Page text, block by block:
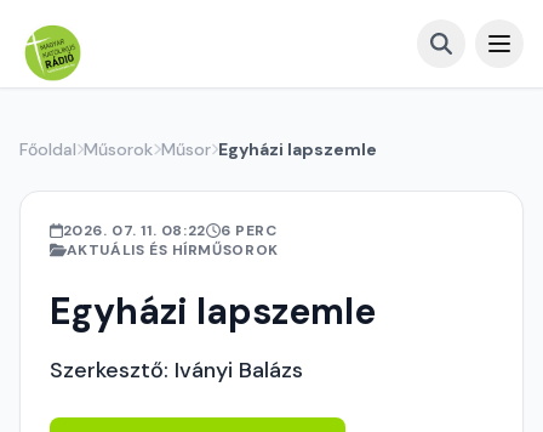
Főoldal Műsorok Műsor Egyházi lapszemle
2026. 07. 11. 08:22
6 PERC
AKTUÁLIS ÉS HÍRMŰSOROK
Egyházi lapszemle
Szerkesztő: Iványi Balázs